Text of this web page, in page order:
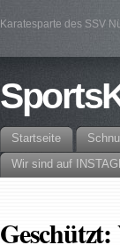
Karatesparte des SSV
Startseite
Wir sind auf